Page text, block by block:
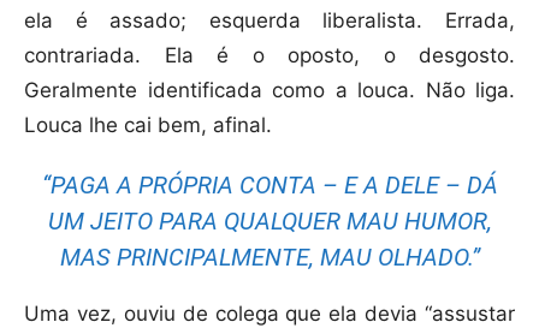
ela é assado; esquerda liberalista. Errada,
contrariada. Ela é o oposto, o desgosto.
Geralmente identificada como a louca. Não liga.
Louca lhe cai bem, afinal.
“PAGA A PRÓPRIA CONTA – E A DELE – DÁ
UM JEITO PARA QUALQUER MAU HUMOR,
MAS PRINCIPALMENTE, MAU OLHADO.”
Uma vez, ouviu de colega que ela devia “assustar